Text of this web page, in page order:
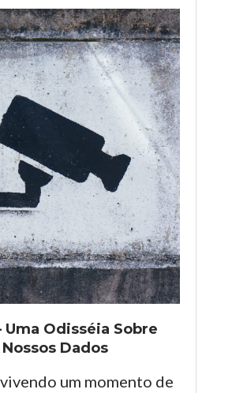
Uma Odisséia Sobre
Nossos Dados
um momento de